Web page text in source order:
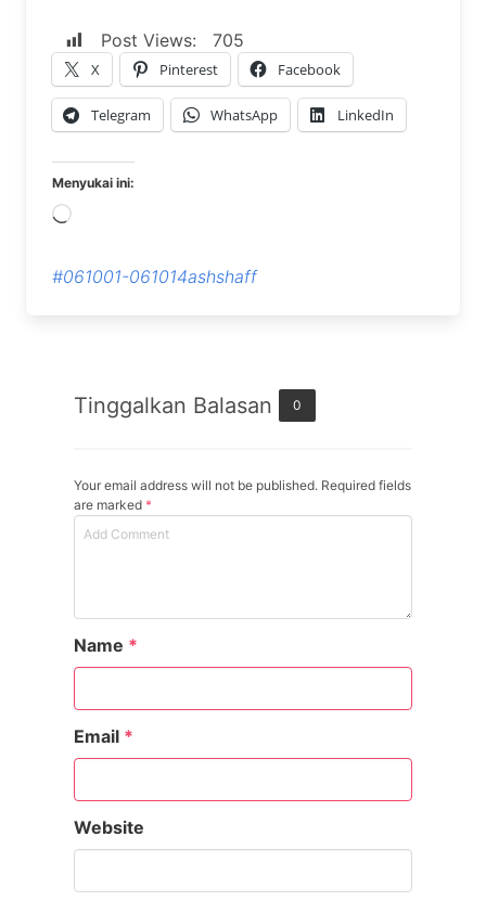
Post Views: 705
X Pinterest Facebook
Telegram WhatsApp LinkedIn
Menyukai ini:
Memuat...
#061001-061014ashshaff
Tinggalkan Balasan 0
Your email address will not be published. Required fields
are marked *
Name *
Email *
Website